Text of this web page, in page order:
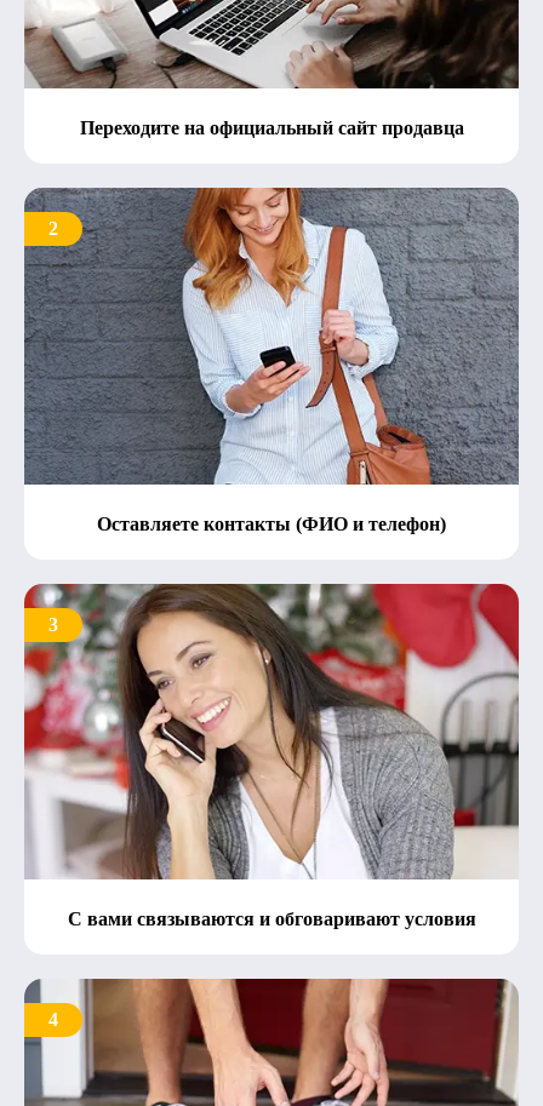
Переходите на официальный сайт продавца
2
Оставляете контакты (ФИО и телефон)
3
С вами связываются и обговаривают условия
4